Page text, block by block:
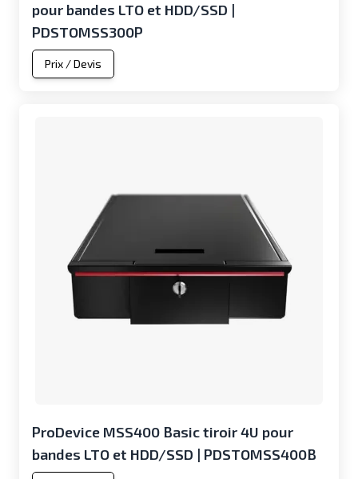
pour bandes LTO et HDD/SSD |
PDSTOMSS300P
Prix / Devis
ProDevice MSS400 Basic tiroir 4U pour
bandes LTO et HDD/SSD | PDSTOMSS400B